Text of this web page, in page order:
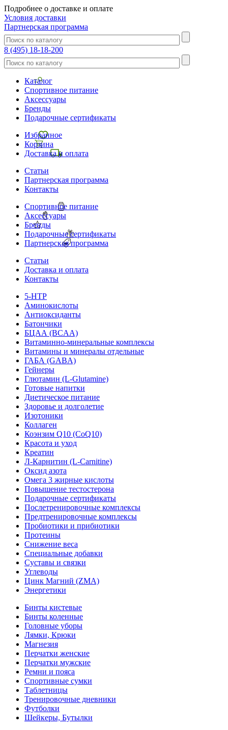
Подробнее о доставке и оплате
Условия доставки
Партнерская программа
8 (495) 18-18-200
Каталог
Спортивное питание
Аксессуары
Бренды
Подарочные сертификаты
Избранное
Корзина
Доставка и оплата
Статьи
Партнерская программа
Контакты
Спортивное питание
Аксессуары
Бренды
Подарочные сертификаты
Партнерская программа
Статьи
Доставка и оплата
Контакты
5-HTP
Аминокислоты
Антиоксиданты
Батончики
БЦАА (BCAA)
Витаминно-минеральные комплексы
Витамины и минералы отдельные
ГАБА (GABA)
Гейнеры
Глютамин (L-Glutamine)
Готовые напитки
Диетическое питание
Здоровье и долголетие
Изотоники
Коллаген
Коэнзим Q10 (CoQ10)
Красота и уход
Креатин
Л-Карнитин (L-Сarnitine)
Оксид азота
Омега 3 жирные кислоты
Повышение тестостерона
Подарочные сертификаты
Послетренировочные комплексы
Предтренировочные комплексы
Пробиотики и прибиотики
Протеины
Снижение веса
Специальные добавки
Суставы и связки
Углеводы
Цинк Магний (ZMA)
Энергетики
Бинты кистевые
Бинты коленные
Головные уборы
Лямки, Крюки
Магнезия
Перчатки женские
Перчатки мужские
Ремни и пояса
Спортивные сумки
Таблетницы
Тренировочные дневники
Футболки
Шейкеры, Бутылки